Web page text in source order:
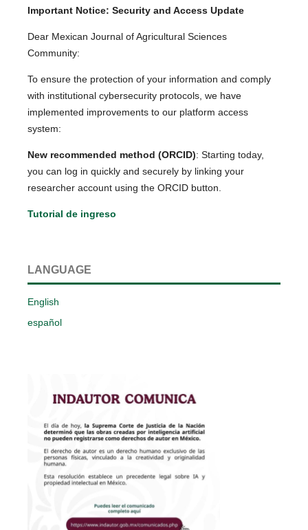
Important Notice: Security and Access Update
Dear Mexican Journal of Agricultural Sciences
Community:
To ensure the protection of your information and comply
with institutional cybersecurity protocols, we have
implemented improvements to our platform access
system:
New recommended method (ORCID): Starting today,
you can log in quickly and securely by linking your
researcher account using the ORCID button.
Tutorial de ingreso
LANGUAGE
English
español